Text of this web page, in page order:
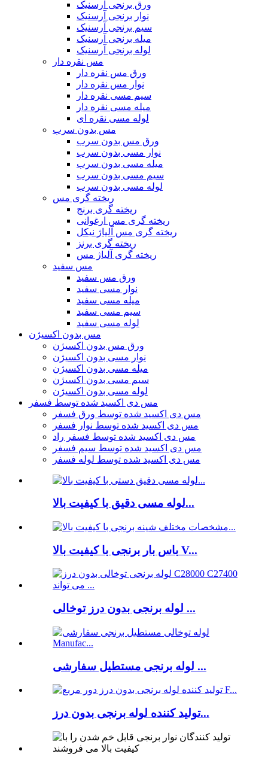
ورق برنجی آرسنیک
نوار برنجی آرسنیک
سیم برنجی آرسنیک
میله برنجی آرسنیک
لوله برنجی آرسنیک
مس نقره دار
ورق مس نقره دار
نوار مس نقره دار
سیم مسی نقره دار
میله مسی نقره دار
لوله مسی نقره ای
مس بدون سرب
ورق مس بدون سرب
نوار مسی بدون سرب
میله مسی بدون سرب
سیم مسی بدون سرب
لوله مسی بدون سرب
ریخته گری مس
ریخته گری برنج
ریخته گری مس ارغوانی
ریخته گری مس آلیاژ نیکل
ریخته گری برنز
ریخته گری آلیاژ مس
مس سفید
ورق مس سفید
نوار مسی سفید
میله مسی سفید
سیم مسی سفید
لوله مسی سفید
مس بدون اکسیژن
ورق مس بدون اکسیژن
نوار مسی بدون اکسیژن
میله مسی بدون اکسیژن
سیم مسی بدون اکسیژن
لوله مسی بدون اکسیژن
مس دی اکسید شده توسط فسفر
مس دی اکسید شده توسط ورق فسفر
مس دی اکسید شده توسط نوار فسفر
مس دی اکسید شده توسط فسفر راد
مس دی اکسید شده توسط سیم فسفر
مس دی اکسید شده توسط لوله فسفر
لوله مسی دقیق با کیفیت بالا...
باس بار برنجی با کیفیت بالا V...
لوله برنجی بدون درز توخالی ...
لوله برنجی مستطیل سفارشی ...
تولید کننده لوله برنجی بدون درز...